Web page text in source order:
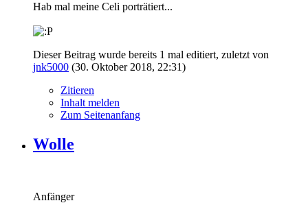
Hab mal meine Celi porträtiert...
Dieser Beitrag wurde bereits 1 mal editiert, zuletzt von
jnk5000 (30. Oktober 2018, 22:31)
Zitieren
Inhalt melden
Zum Seitenanfang
Wolle
Anfänger